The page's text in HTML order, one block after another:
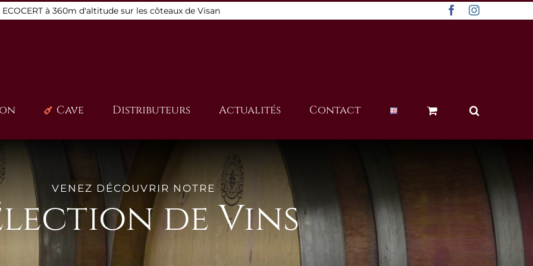
à 360m d'altitude sur les côteaux de Visan FacebookInstagram
Cave Distributeurs Actualités Contact
VENEZ DÉCOUVRIR NOTRE
de Vins